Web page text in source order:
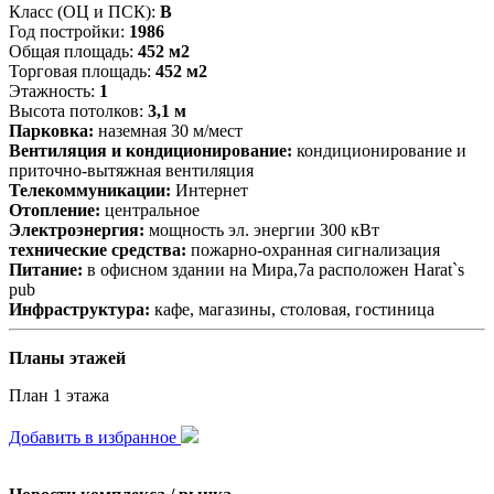
Класс (ОЦ и ПСК): B
Год постройки: 1986
Общая площадь: 452 м2
Торговая площадь: 452 м2
Этажность: 1
Высота потолков: 3,1 м
Парковка: наземная 30 м/мест
Вентиляция и кондиционирование: кондиционирование и
приточно-вытяжная вентиляция
Телекоммуникации: Интернет
Отопление: центральное
Электроэнергия: мощность эл. энергии 300 кВт
технические средства: пожарно-охранная сигнализация
Питание: в офисном здании на Мира,7а расположен Harat`s
pub
Инфраструктура: кафе, магазины, столовая, гостиница
Планы этажей
План 1 этажа
Добавить в избранное